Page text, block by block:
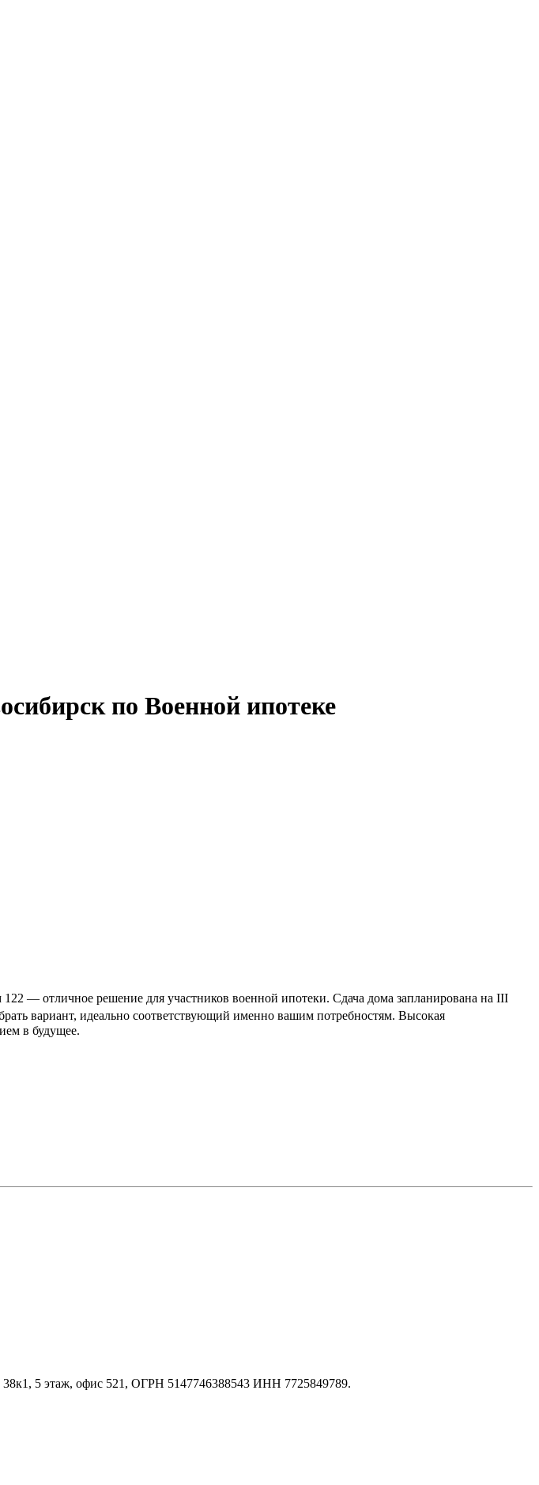
по Военной ипотеке
— отличное решение для участников военной ипотеки. Сдача дома запланирована на III
вариант, идеально соответствующий именно вашим потребностям. Высокая
в будущее.
5 этаж, офис 521, ОГРН 5147746388543 ИНН 7725849789.